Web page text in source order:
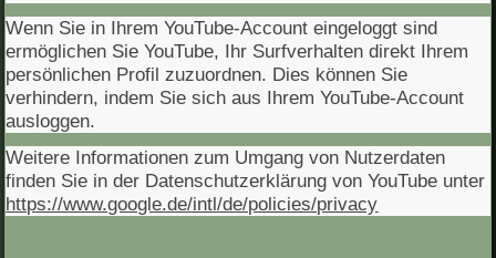
Wenn Sie in Ihrem YouTube-Account eingeloggt sind
ermöglichen Sie YouTube, Ihr Surfverhalten direkt Ihrem
persönlichen Profil zuzuordnen. Dies können Sie
verhindern, indem Sie sich aus Ihrem YouTube-Account
ausloggen.
Weitere Informationen zum Umgang von Nutzerdaten
finden Sie in der Datenschutzerklärung von YouTube unter
https://www.google.de/intl/de/policies/privacy